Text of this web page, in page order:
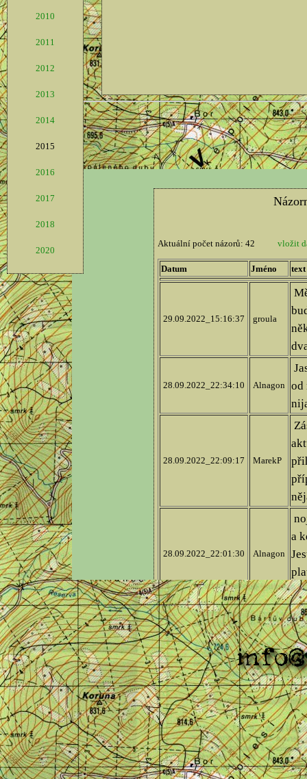
2010
2011
2012
2013
2014
2015
2016
2017
2018
2020